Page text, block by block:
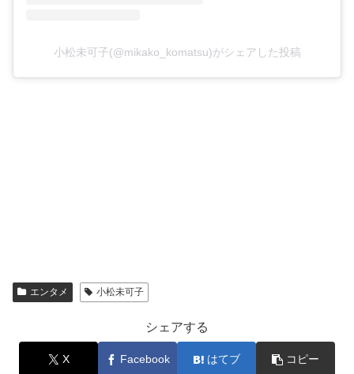
小松未可子(@mikako_komatsu)がシェアした投稿
エンタメ 小松未可子
シェアする
X Facebook はてブ コピー